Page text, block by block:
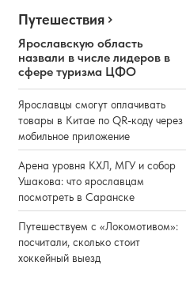
Путешествия
Ярославскую область
назвали в числе лидеров в
сфере туризма ЦФО
Ярославцы смогут оплачивать
товары в Китае по QR-коду через
мобильное приложение
Арена уровня КХЛ, МГУ и собор
Ушакова: что ярославцам
посмотреть в Саранске
Путешествуем с «Локомотивом»:
посчитали, сколько стоит
хоккейный выезд